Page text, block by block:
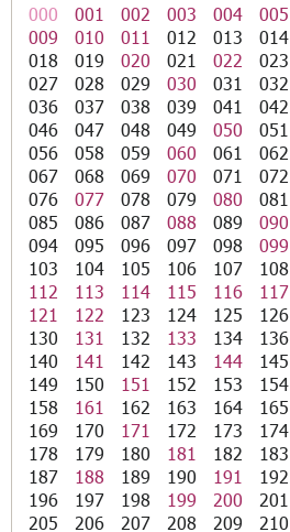
000
001 002 003 004 005
009
010 011 012 013 014
018
019 020 021 022 023
027
028 029 030 031 032
036
037 038 039 041 042
046
047 048 049 050 051
056
058 059 060 061 062
067
068 069 070 071 072
076
077 078 079 080 081
085
086 087 088 089 090
094
095 096 097 098 099
103
104 105 106 107 108
112
113 114 115 116 117
121
122 123 124 125 126
130
131 132 133 134 136
140
141 142 143 144 145
149
150 151 152 153 154
158
161 162 163 164 165
169
170 171 172 173 174
178
179 180 181 182 183
187
188 189 190 191 192
196
197 198 199 200 201
205
206 207 208 209 210